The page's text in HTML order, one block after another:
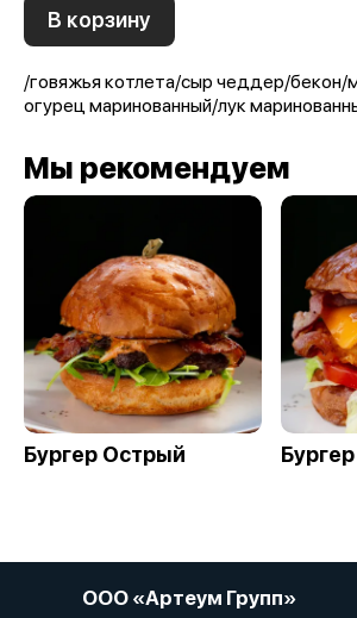
В корзину
/говяжья котлета/сыр чеддер/бекон/
огурец маринованный/лук
Мы рекомендуем
Бургер Острый
ООО «Артеум Групп»